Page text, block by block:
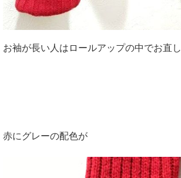
お袖が長い人はロールアップの中でお直し
赤にグレーの配色が